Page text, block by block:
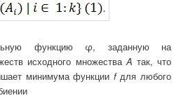
функцию φ, заданную на
исходного множества A так, что
минимума функции fдля любого